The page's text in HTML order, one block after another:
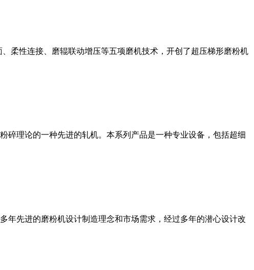
柔性连接、磨辊联动增压等五项磨机技术，开创了超压梯形磨粉机
碎理论的一种先进的轧机。本系列产品是一种专业设备，包括超细
年先进的磨粉机设计制造理念和市场需求，经过多年的潜心设计改